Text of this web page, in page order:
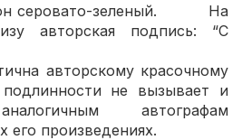
серовато-зеленый. На
авторская подпись: “С
авторскому красочному
не вызывает и
автографам
его произведениях.